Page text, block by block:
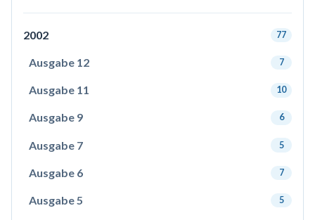
2002 77
Ausgabe 12 7
Ausgabe 11 10
Ausgabe 9 6
Ausgabe 7 5
Ausgabe 6 7
Ausgabe 5 5